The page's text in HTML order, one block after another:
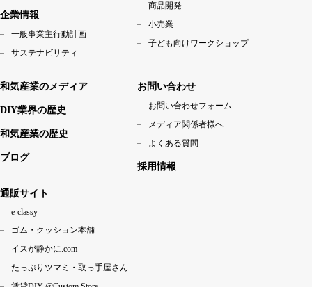
企業情報
一般事業主行動計画
サステナビリティ
商品開発
小売業
子ども向けワークショップ
和気産業のメディア
DIY業界の歴史
和気産業の歴史
ブログ
お問い合わせ
お問い合わせフォーム
メディア関係者様へ
よくある質問
採用情報
通販サイト
e-classy
ゴム・クッション本舗
イスが静かに.com
たっぷりツマミ・取っ手屋さん